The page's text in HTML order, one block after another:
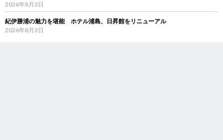
2026年8月3日
紀伊勝浦の魅力を堪能 ホテル浦島、日昇館をリニューアル
2026年8月3日